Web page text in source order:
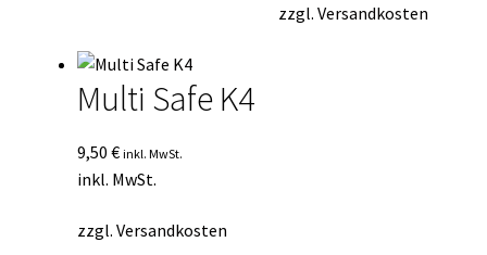
zzgl.Versandkosten
Multi Safe K4
9,50 € inkl. MwSt.
inkl. MwSt.
zzgl. Versandkosten